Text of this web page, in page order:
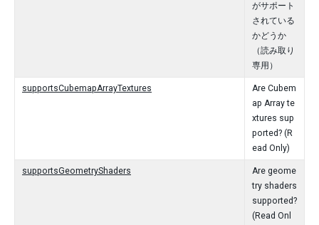
がサポート
されている
かどうか
（読み取り
専用）
supportsCubemapArrayTextures
Are Cubem
ap Array te
xtures sup
ported? (R
ead Only)
supportsGeometryShaders
Are geome
try shaders
supported?
(Read Onl